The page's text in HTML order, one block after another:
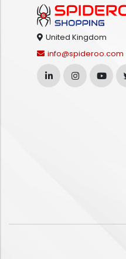
United Kingdom
info@spideroo.com